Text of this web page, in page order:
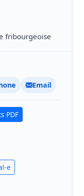
fribourgeoise
Email
PDF
e